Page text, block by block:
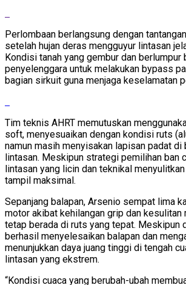
Perlombaan berlangsung dengan
setelah hujan deras mengguyur lintasan
Kondisi tanah yang gembur dan berlumpur
penyelenggara untuk melakukan bypass
bagian sirkuit guna menjaga keselamatan
Tim teknis AHRT memutuskan
soft, menyesuaikan dengan kondisi ruts
namun masih menyisakan lapisan padat di
lintasan. Meskipun strategi pemilihan ban
lintasan yang licin dan teknikal
tampil maksimal.
Sepanjang balapan, Arsenio sempat lima
motor akibat kehilangan grip dan kesulitan
tetap berada di ruts yang tepat. Meskipun
berhasil menyelesaikan balapan dan
menunjukkan daya juang tinggi di tengah
lintasan yang ekstrem.
“Kondisi cuaca yang berubah-ubah